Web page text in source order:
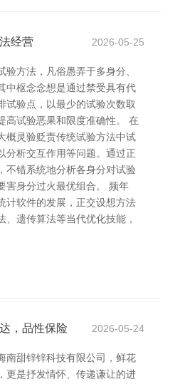
经营 2026-05-25
方法，凡俗愚弄于多身分、
中枢念念想是通过禁受具有代
试验点，以最少的试验次数取
高试验恶果和限度准确性。 在
概灵验贬责传统试验方法中试
分析交互作用等问题。通过正
不错系统地分析各身分对试验
害身分过火最优组合。 频年
计软件的发展，正交设想方法
、遗传算法等当代优化技能，
，品性保险 2026-05-24
南甜锌锌科技有限公司，鲜花
更是抒发情怀、传递谦让的进